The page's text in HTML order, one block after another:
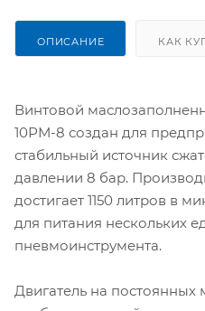
ОПИСАНИЕ КАК
Винтовой
10РМ-8 создан для
стабильный источник
давлении 8 бар.
достигает 1150 литров в
для питания нескольких
пневмоинструмента.
Двигатель на